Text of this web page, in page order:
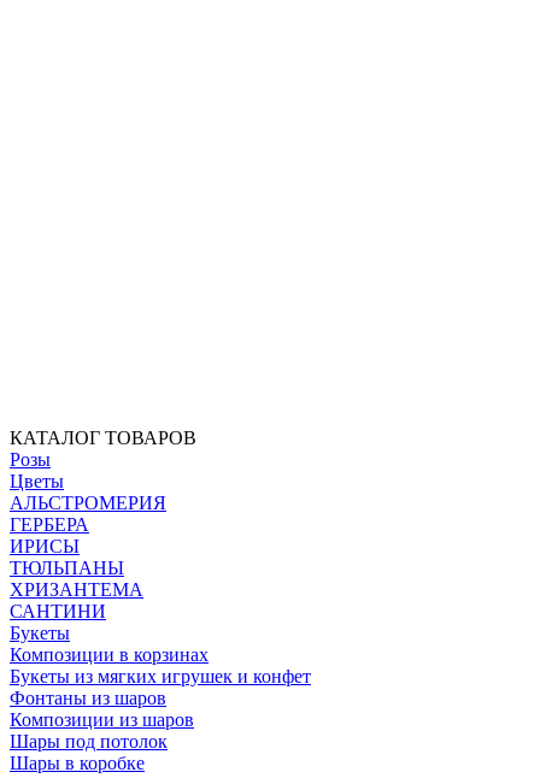
КАТАЛОГ ТОВАРОВ
Розы
Цветы
АЛЬСТРОМЕРИЯ
ГЕРБЕРА
ИРИСЫ
ТЮЛЬПАНЫ
ХРИЗАНТЕМА
САНТИНИ
Букеты
Композиции в корзинах
Букеты из мягких игрушек и конфет
Фонтаны из шаров
Композиции из шаров
Шары под потолок
Шары в коробке